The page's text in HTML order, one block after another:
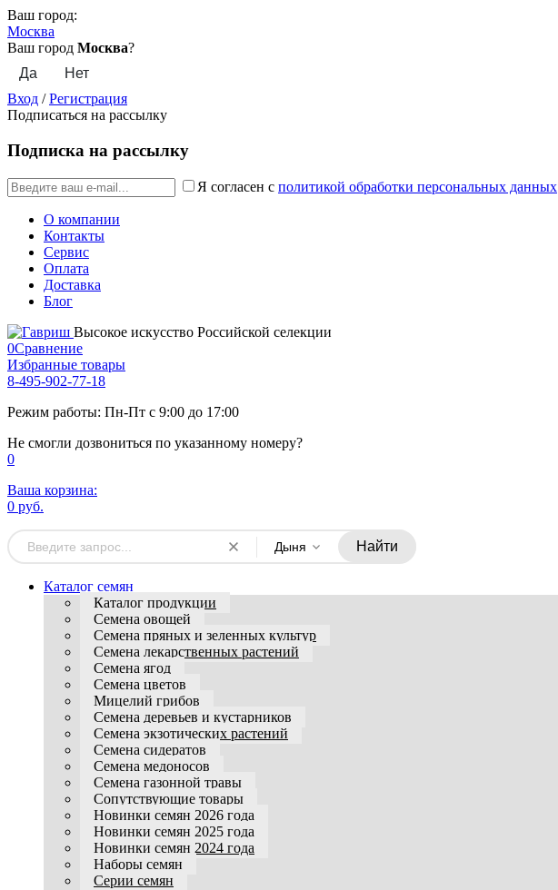
Ваш город:
Москва
Ваш город Москва?
Вход /Регистрация
Подписаться на рассылку
Подписка на рассылку
Я согласен с политикой обработки персональных данных
О компании
Контакты
Сервис
Оплата
Доставка
Блог
Высокое искусство Российской селекции
0Сравнение
Избранные товары
8-495-902-77-18
Режим работы: Пн-Пт с 9:00 до 17:00
Не смогли дозвониться по указанному номеру?
0
Ваша корзина:
0 руб.
Дыня Найти
Каталог семян
Каталог продукции
Семена овощей
Семена пряных и зеленных культур
Семена лекарственных растений
Семена ягод
Семена цветов
Мицелий грибов
Семена деревьев и кустарников
Семена экзотических растений
Семена сидератов
Семена медоносов
Семена газонной травы
Сопутствующие товары
Новинки семян 2026 года
Новинки семян 2025 года
Новинки семян 2024 года
Наборы семян
Серии семян